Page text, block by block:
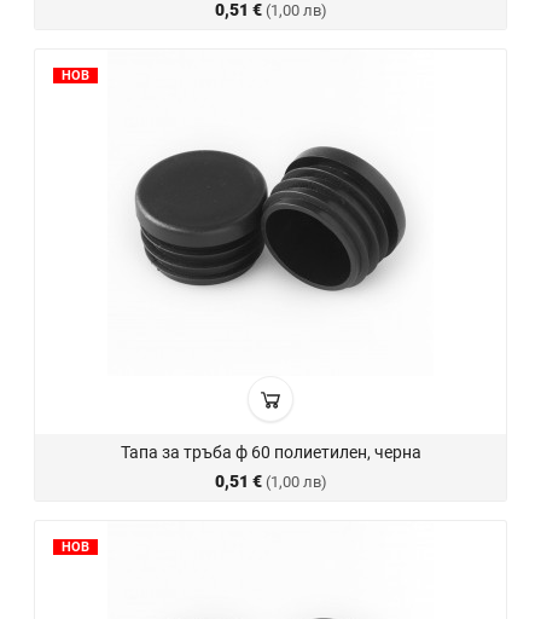
0,51 € (1,00 лв)
НОВ
Тапа за тръба ф 60 полиетилен, черна
0,51 € (1,00 лв)
НОВ